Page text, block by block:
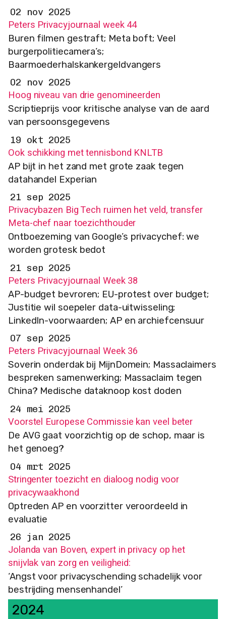
02 nov 2025
Peters Privacyjournaal week 44
Buren filmen gestraft; Meta boft; Veel
burgerpolitiecamera’s;
Baarmoederhalskankergeldvangers
02 nov 2025
Hoog niveau van drie genomineerden
Scriptieprijs voor kritische analyse van de aard
van persoonsgegevens
19 okt 2025
Ook schikking met tennisbond KNLTB
AP bijt in het zand met grote zaak tegen
datahandel Experian
21 sep 2025
Privacybazen Big Tech ruimen het veld, transfer
Meta-chef naar toezichthouder
Ontboezeming van Google’s privacychef: we
worden grotesk bedot
21 sep 2025
Peters Privacyjournaal Week 38
AP-budget bevroren; EU-protest over budget;
Justitie wil soepeler data-uitwisseling;
LinkedIn-voorwaarden; AP en archiefcensuur
07 sep 2025
Peters Privacyjournaal Week 36
Soverin onderdak bij MijnDomein; Massaclaimers
bespreken samenwerking; Massaclaim tegen
China? Medische dataknoop kost doden
24 mei 2025
Voorstel Europese Commissie kan veel beter
De AVG gaat voorzichtig op de schop, maar is
het genoeg?
04 mrt 2025
Stringenter toezicht en dialoog nodig voor
privacywaakhond
Optreden AP en voorzitter veroordeeld in
evaluatie
26 jan 2025
Jolanda van Boven, expert in privacy op het
snijvlak van zorg en veiligheid:
‘Angst voor privacyschending schadelijk voor
bestrijding mensenhandel’
2024